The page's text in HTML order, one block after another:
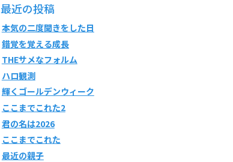
最近の投稿
本気の二度聞きをした日
錯覚を覚える成長
THEサメなフォルム
ハロ観測
輝くゴールデンウィーク
ここまでこれた2
君の名は2026
ここまでこれた
最近の親子